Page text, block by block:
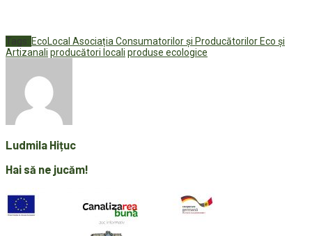
Tags: EcoLocal Asociația Consumatorilor și Producătorilor Eco și
Artizanali producători locali produse ecologice
Ludmila Hițuc
Hai să ne jucăm!